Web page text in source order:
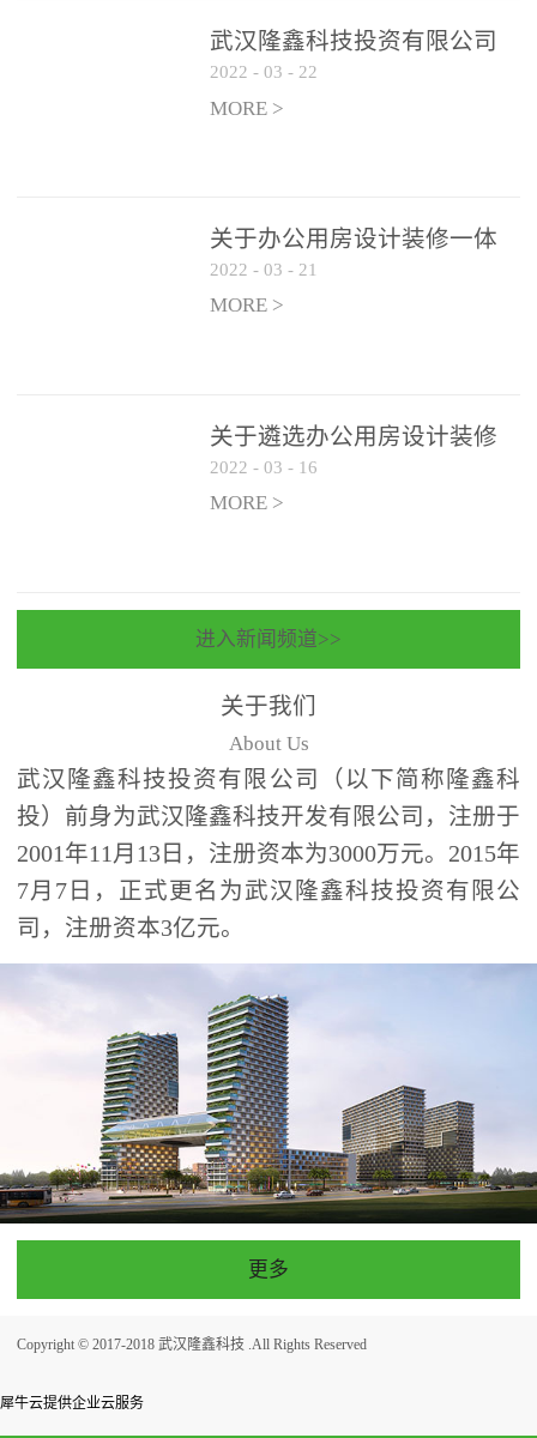
武汉隆鑫科技投资有限公司
招聘实施方案
2022 - 03 - 22
MORE >
关于办公用房设计装修一体
化项目 跟踪审计和监理单位
遴选结果的公告
2022 - 03 - 21
MORE >
关于遴选办公用房设计装修
一体化项目 跟踪审计和监理
单位的公告
2022 - 03 - 16
MORE >
进入新闻频道>>
关于我们
About Us
武汉隆鑫科技投资有限公司（以下简称隆鑫科
投）前身为武汉隆鑫科技开发有限公司，注册于
2001年11月13日，注册资本为3000万元。2015年
7月7日，正式更名为武汉隆鑫科技投资有限公
司，注册资本3亿元。
更多
Copyright © 2017-2018 武汉隆鑫科技 .All Rights Reserved
犀牛云提供企业云服务